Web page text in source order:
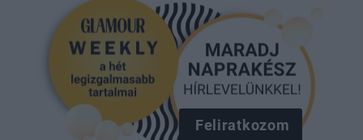
Feliratkozom